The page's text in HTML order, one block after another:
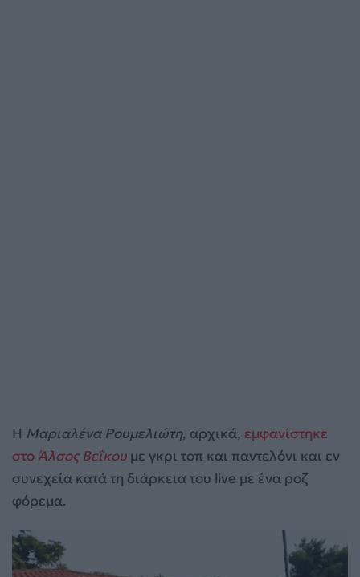
Η Μαριαλένα Ρουμελιώτη, αρχικά, εμφανίστηκε
στοΆλσος Βεΐκου με γκρι τοπ και παντελόνι και εν
συνεχεία κατά τη διάρκεια του live με ένα ροζ
φόρεμα.